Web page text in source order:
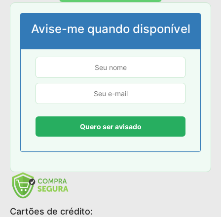
Avise-me quando disponível
Cartões de crédito: